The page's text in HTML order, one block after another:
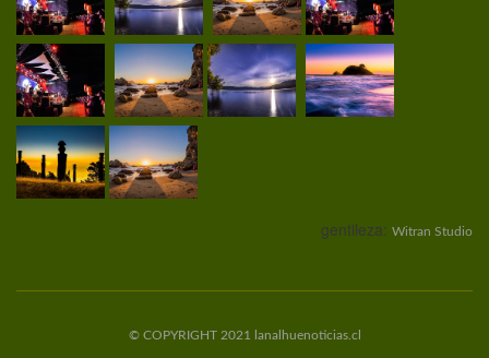
gentileza: Witran Studio
© COPYRIGHT 2021 lanalhuenoticias.cl